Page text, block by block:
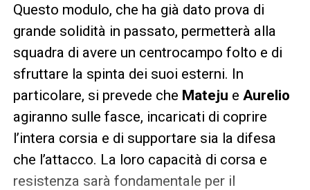
Questo modulo, che ha già dato prova di
grande solidità in passato, permetterà alla
squadra di avere un centrocampo folto e di
sfruttare la spinta dei suoi esterni. In
particolare, si prevede che Mateju e Aurelio
agiranno sulle fasce, incaricati di coprire
l’intera corsia e di supportare sia la difesa
che l’attacco. La loro capacità di corsa e
resistenza sarà fondamentale per il